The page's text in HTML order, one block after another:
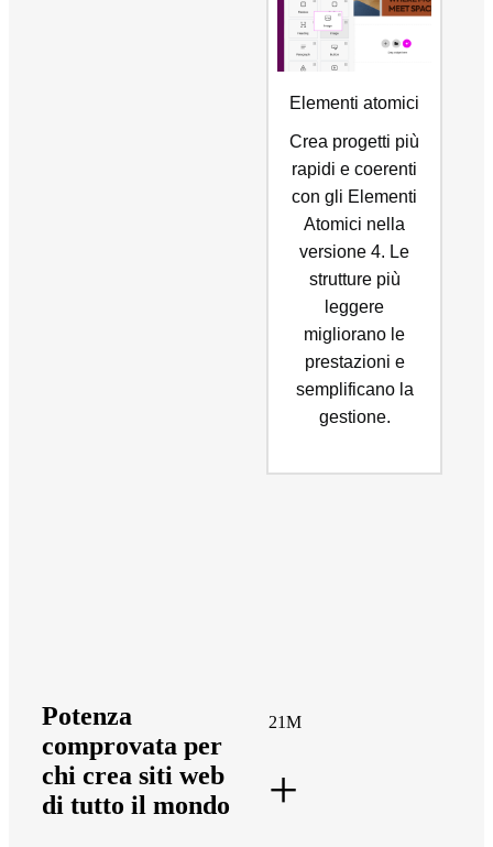
Elementi atomici
Crea progetti più
rapidi e coerenti
con gli Elementi
Atomici nella
versione 4. Le
strutture più
leggere
migliorano le
prestazioni e
semplificano la
gestione.
Potenza
comprovata per
chi crea siti web
di tutto il mondo
21M
+